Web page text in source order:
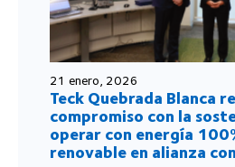
21 enero, 2026
Teck Quebrada Blanca
compromiso con la
operar con energía
renovable en alianza